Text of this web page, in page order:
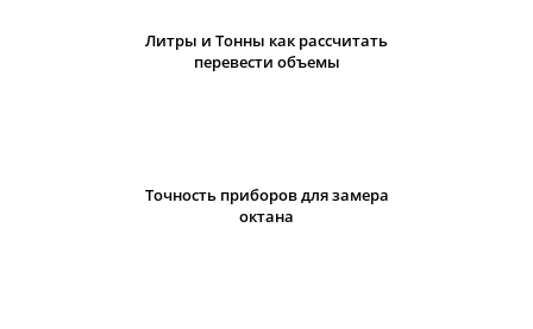
Литры и Тонны как рассчитать
перевести объемы
Точность приборов для замера
октана